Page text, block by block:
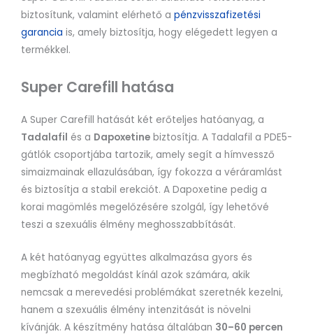
biztosítunk, valamint elérhető a pénzvisszafizetési
garancia is, amely biztosítja, hogy elégedett legyen a
termékkel.
Super Carefill hatása
A Super Carefill hatását két erőteljes hatóanyag, a
Tadalafil és a Dapoxetine biztosítja. A Tadalafil a PDE5-
gátlók csoportjába tartozik, amely segít a hímvessző
simaizmainak ellazulásában, így fokozza a véráramlást
és biztosítja a stabil erekciót. A Dapoxetine pedig a
korai magömlés megelőzésére szolgál, így lehetővé
teszi a szexuális élmény meghosszabbítását.
A két hatóanyag együttes alkalmazása gyors és
megbízható megoldást kínál azok számára, akik
nemcsak a merevedési problémákat szeretnék kezelni,
hanem a szexuális élmény intenzitását is növelni
kívánják. A készítmény hatása általában 30–60 percen